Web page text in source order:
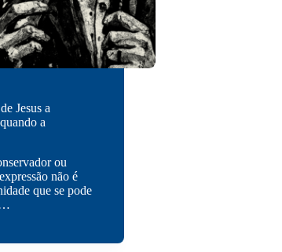
Jesus a
a
ou
não é
que se pode